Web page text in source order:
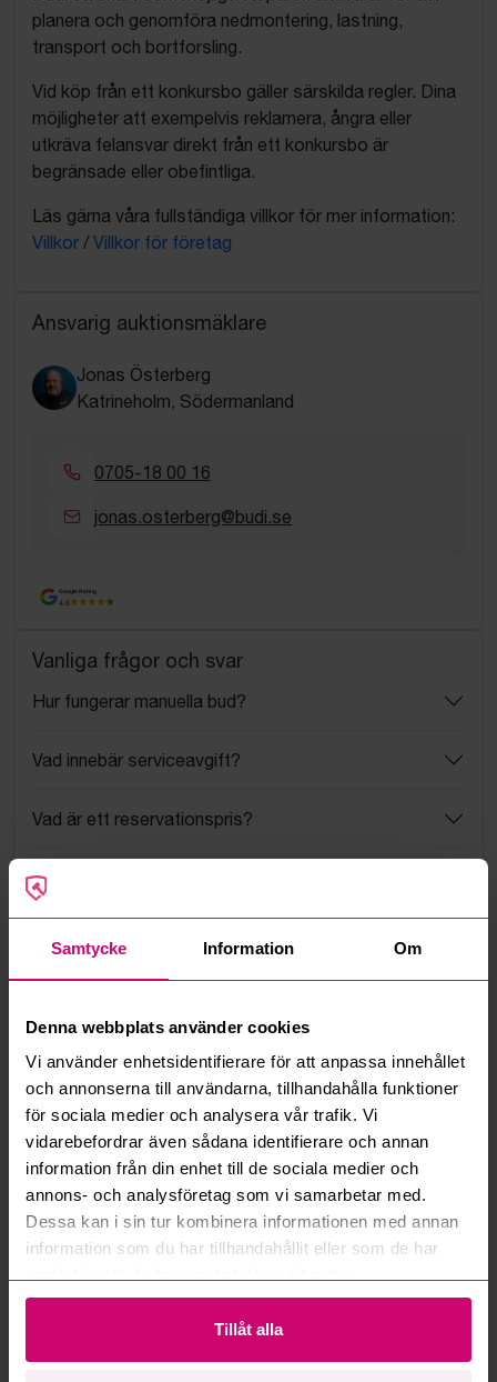
Samtycke Information Om
Denna webbplats använder cookies
Vi använder enhetsidentifierare för att anpassa innehållet
och annonserna till användarna, tillhandahålla funktioner
för sociala medier och analysera vår trafik. Vi
vidarebefordrar även sådana identifierare och annan
information från din enhet till de sociala medier och
annons- och analysföretag som vi samarbetar med.
Dessa kan i sin tur kombinera informationen med annan
information som du har tillhandahållit eller som de har
Tillåt alla
planera och genomföra nedmontering, lastning,
transport och bortforsling.
Vid köp från ett konkursbo gäller särskilda regler. Dina
möjligheter att exempelvis reklamera, ångra eller
utkräva felansvar direkt från ett konkursbo är
begränsade eller obefintliga.
Läs gärna våra fullständiga villkor för mer information:
Villkor / Villkor för företag
Ansvarig auktionsmäklare
Jonas Österberg
Katrineholm, Södermanland
0705-18 00 16
jonas.osterberg@budi.se
Google Rating
4.5
Vanliga frågor och svar
Hur fungerar manuella bud?
Vad innebär serviceavgift?
Vad är ett reservationspris?
Hur fungerar maxbud?
Kan ni frakta mina vunna objekt?
Läs fler frågor och svar
Mer från samma kategori